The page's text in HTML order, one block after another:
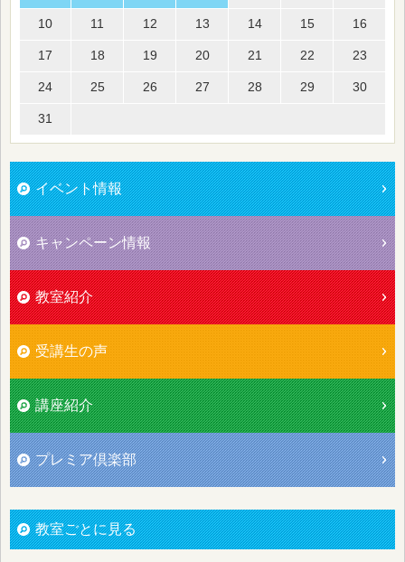
10 11 12 13 14 15 16
17 18 19 20 21 22 23
24 25 26 27 28 29 30
31
イベント情報
キャンペーン情報
教室紹介
受講生の声
講座紹介
プレミア倶楽部
教室ごとに見る